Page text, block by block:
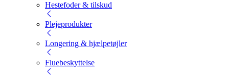
Hestefoder & tilskud
Plejeprodukter
Longering & hjælpetøjler
Fluebeskyttelse